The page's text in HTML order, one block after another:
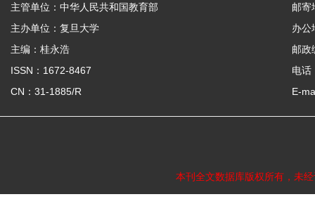
主管单位：中华人民共和国教育部
主办单位：复旦大学
主编：桂永浩
ISSN：1672-8467
CN：31-1885/R
邮寄
办公
邮政
电话
E-
本刊全文数据库版权所有，未